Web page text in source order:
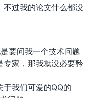
不过我的论文什么都没
要问我一个技术问题
专家，那我就没必要矜
于我们可爱的QQ的